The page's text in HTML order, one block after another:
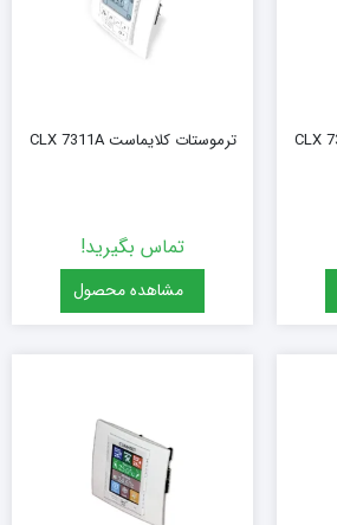
ترموستات کلایماست CLX 7311A
تماس بگیرید!
مشاهده محصول